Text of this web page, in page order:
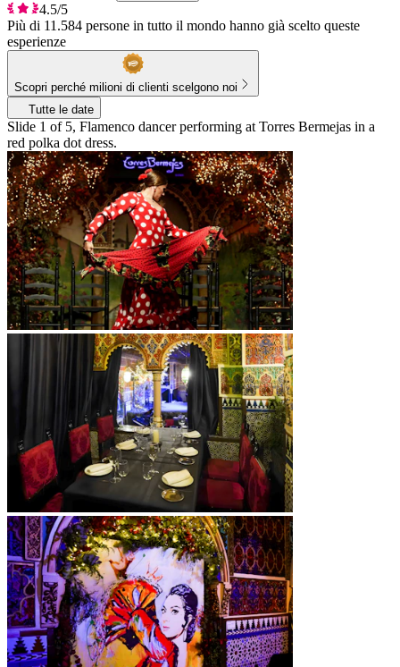
4.5/5
Più di 11.584 persone in tutto il mondo hanno già scelto queste
esperienze
Scopri perché milioni di clienti scelgono noi
Tutte le date
Slide 1 of 5, Flamenco dancer performing at Torres Bermejas in a
red polka dot dress.